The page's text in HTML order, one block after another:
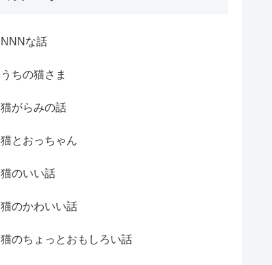
NNNな話
うちの猫さま
猫がらみの話
猫とおっちゃん
猫のいい話
猫のかわいい話
猫のちょっとおもしろい話